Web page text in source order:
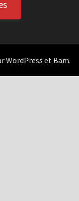
WordPress et Bam.